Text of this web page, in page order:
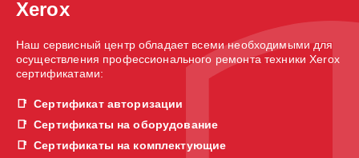
Xerox
Наш сервисный центр обладает всеми необходимыми для
осуществления профессионального ремонта техники Xerox
сертификатами:
Сертификат авторизации
Сертификаты на оборудование
Сертификаты на комплектующие